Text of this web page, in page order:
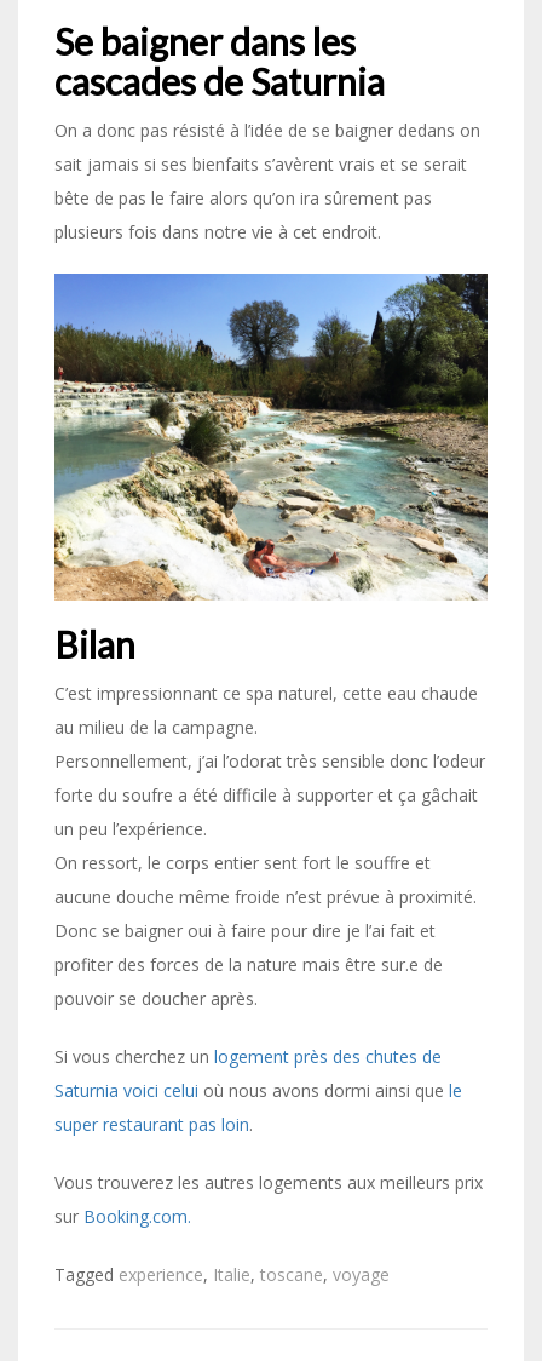
Se baigner dans les
cascades de Saturnia
On a donc pas résisté à l’idée de se baigner dedans on
sait jamais si ses bienfaits s’avèrent vrais et se serait
bête de pas le faire alors qu’on ira sûrement pas
plusieurs fois dans notre vie à cet endroit.
Bilan
C’est impressionnant ce spa naturel, cette eau chaude
au milieu de la campagne.
Personnellement, j’ai l’odorat très sensible donc l’odeur
forte du soufre a été difficile à supporter et ça gâchait
un peu l’expérience.
On ressort, le corps entier sent fort le souffre et
aucune douche même froide n’est prévue à proximité.
Donc se baigner oui à faire pour dire je l’ai fait et
profiter des forces de la nature mais être sur.e de
pouvoir se doucher après.
Si vous cherchez un logement près des chutes de
Saturnia voici celui où nous avons dormi ainsi que le
super restaurant pas loin.
Vous trouverez les autres logements aux meilleurs prix
sur Booking.com.
Tagged experience, Italie, toscane, voyage